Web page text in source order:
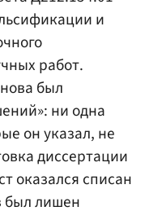
и
работ.
был
ни одна
он указал, не
диссертации
оказался списан
был лишен